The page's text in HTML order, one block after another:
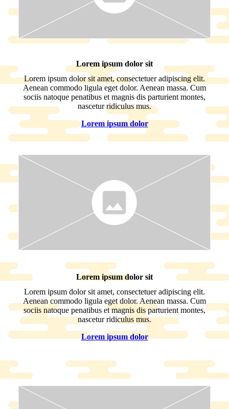
Lorem ipsum dolor sit
Lorem ipsum dolor sit amet, consectetuer adipiscing elit.
Aenean commodo ligula eget dolor. Aenean massa. Cum
sociis natoque penatibus et magnis dis parturient montes,
nascetur ridiculus mus.
Lorem ipsum dolor
Lorem ipsum dolor sit
Lorem ipsum dolor sit amet, consectetuer adipiscing elit.
Aenean commodo ligula eget dolor. Aenean massa. Cum
sociis natoque penatibus et magnis dis parturient montes,
nascetur ridiculus mus.
Lorem ipsum dolor